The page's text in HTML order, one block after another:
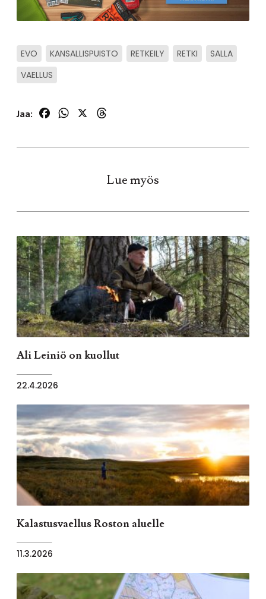
EVO KANSALLISPUISTO RETKEILY RETKI
SALLA
VAELLUS
Jaa: FacebookWhatsApp
Lue myös
Ali Leiniö on kuollut
22.4.2026
Kalastusvaellus Roston aluelle
11.3.2026